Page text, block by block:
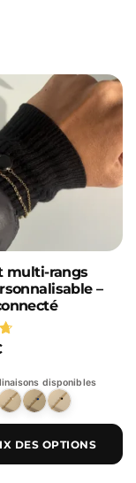
multi-rangs
–
disponibles
DES OPTIONS